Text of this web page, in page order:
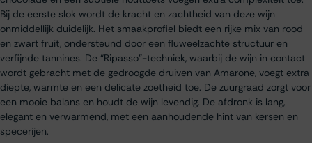
Bij de eerste slok wordt de kracht en zachtheid van deze wijn
onmiddellijk duidelijk. Het smaakprofiel biedt een rijke mix van rood
en zwart fruit, ondersteund door een fluweelzachte structuur en
verfijnde tannines. De “Ripasso”-techniek, waarbij de wijn in contact
wordt gebracht met de gedroogde druiven van Amarone, voegt extra
diepte, warmte en een delicate zoetheid toe. De zuurgraad zorgt voor
een mooie balans en houdt de wijn levendig. De afdronk is lang,
elegant en verwarmend, met een aanhoudende hint van kersen en
specerijen.